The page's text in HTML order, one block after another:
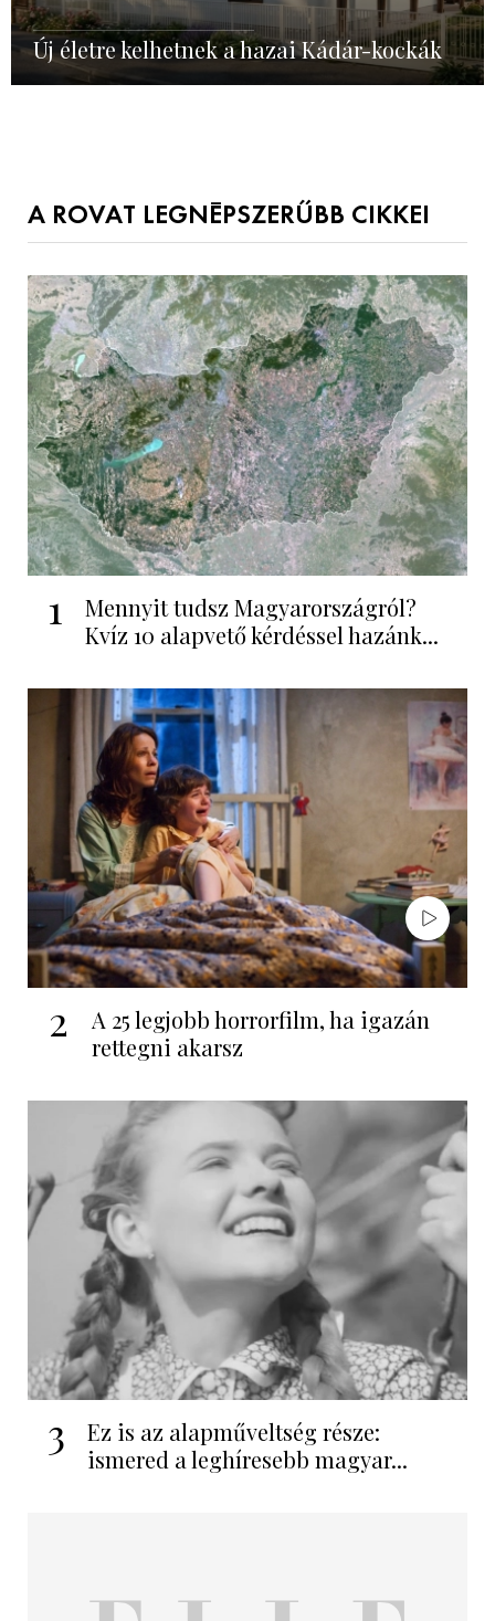
Új életre kelhetnek a hazai Kádár-kockák
A ROVAT LEGNÉPSZERŰBB CIKKEI
1
Mennyit tudsz Magyarországról?
Kvíz 10 alapvető kérdéssel hazánk...
2
A 25 legjobb horrorfilm, ha igazán
rettegni akarsz
3
Ez is az alapműveltség része:
ismered a leghíresebb magyar...